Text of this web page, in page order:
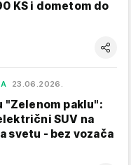
KS i dometom do
23.06.2026.
"Zelenom paklu":
SUV na
svetu - bez vozača